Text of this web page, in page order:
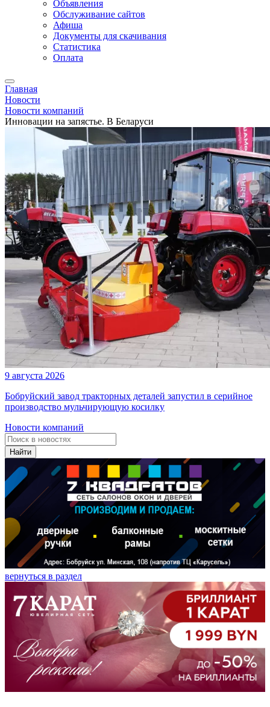
Объявления
Обслуживание сайтов
Афиша
Документы для скачивания
Статистика
Оплата
Главная
Новости
Новости компаний
Инновации на запястье. В Беларуси
9 августа 2026
Бобруйский завод тракторных деталей запустил в серийное
производство мульчирующую косилку
Новости компаний
Найти
вернуться в раздел